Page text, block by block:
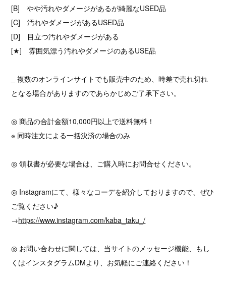
[B] やや汚れやダメージがあるが綺麗なUSED品
[C] 汚れやダメージがあるUSED品
[D] 目立つ汚れやダメージがある
[★] 雰囲気漂う汚れやダメージのあるUSE品
_ 複数のオンラインサイトでも販売中のため、時差で売れ切れ
となる場合がありますのであらかじめご了承下さい。
◎ 商品の合計金額10,000円以上で送料無料！
※ 同時注文による一括決済の場合のみ
◎ 領収書が必要な場合は、ご購入時にお問合せください。
◎ Instagramにて、様々なコーデを紹介しておりますので、ぜひ
ご覧ください♪
→https://www.instagram.com/kaba_taku_/
◎ お問い合わせに関しては、当サイトのメッセージ機能、もし
くはインスタグラムDMより、お気軽にご連絡ください！